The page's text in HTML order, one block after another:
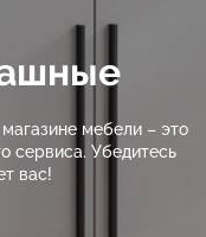
мебели – это
сервиса. Убедитесь
вас!